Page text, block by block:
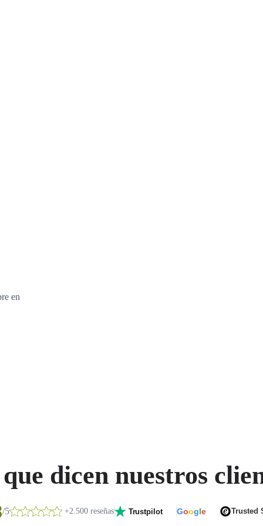
en
dicen nuestros
/5 +2.500 reseñas Trustpilot Google Trusted